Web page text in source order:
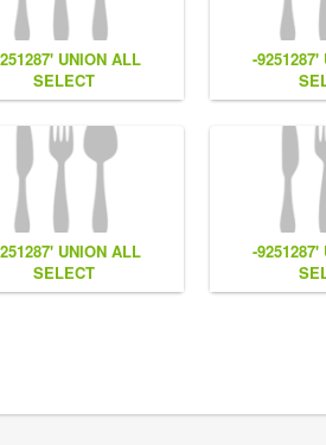
UNION ALL
SELECT
#
-9251287'
UNION ALL
SELECT
-9251287'